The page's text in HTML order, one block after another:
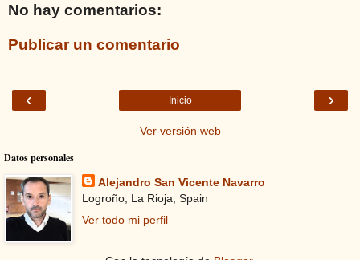
No hay comentarios:
Publicar un comentario
‹ ›
Inicio
Ver versión web
Datos personales
Alejandro San Vicente Navarro
Logroño, La Rioja, Spain
Ver todo mi perfil